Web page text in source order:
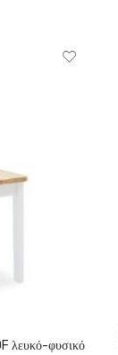
λευκό-φυσικό